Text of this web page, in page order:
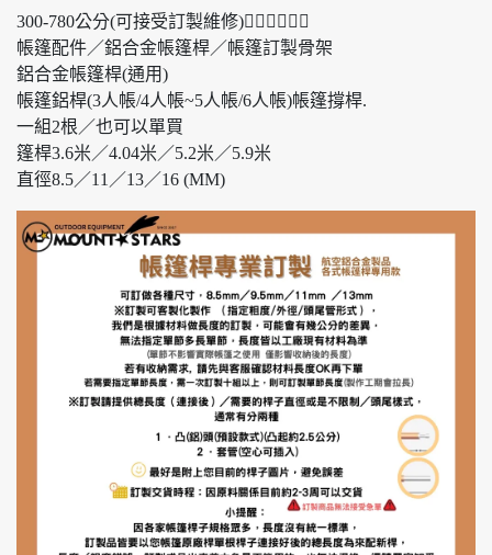
300-780公分(可接受訂製維修)👍🏼👍🏼👍🏼
帳篷配件／鋁合金帳篷桿／帳篷訂製骨架
鋁合金帳篷桿(通用)
帳篷鋁桿(3人帳/4人帳~5人帳/6人帳)帳篷撐桿.
一組2根／也可以單買
篷桿3.6米／4.04米／5.2米／5.9米
直徑8.5／11／13／16 (MM)